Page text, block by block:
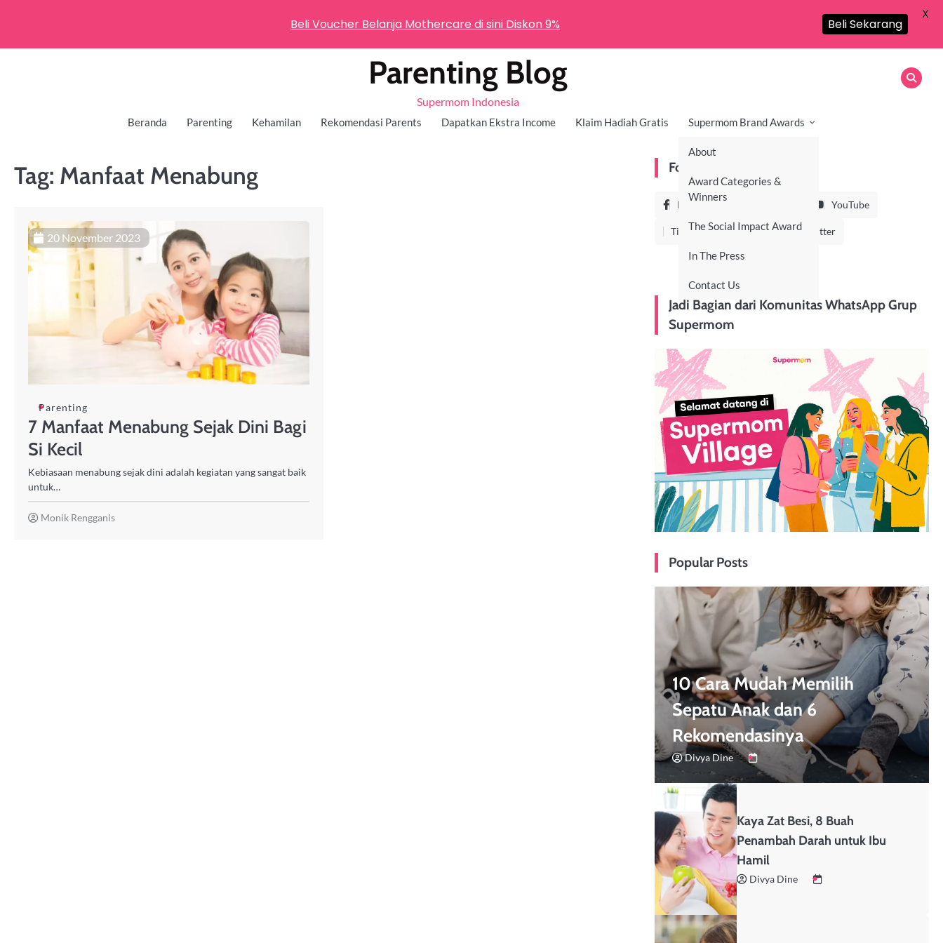
Parenting Blog
Supermom Indonesia
Beranda Parenting Kehamilan Rekomendasi Parents Dapatkan Ekstra Income Klaim Hadiah Gratis Supermom Brand Awards
About
Award Categories &
Winners
The Social Impact Award
In The Press
Contact Us
Tag: Manfaat Menabung
20 November 2023
Parenting
7 Manfaat Menabung Sejak Dini Bagi
Si Kecil
Kebiasaan menabung sejak dini adalah kegiatan yang sangat baik
untuk…
Monik Rengganis
Follow Us On
Facebook YouTube
TikTok LinkedIn Twitter
Jadi Bagian dari Komunitas WhatsApp Grup
Supermom
Popular Posts
10 Cara Mudah Memilih
Sepatu Anak dan 6
Rekomendasinya
Divya Dine
Kaya Zat Besi, 8 Buah
Penambah Darah untuk Ibu
Hamil
Divya Dine
Beli Voucher Belanja Mothercare di sini Diskon 9% Beli Sekarang
X